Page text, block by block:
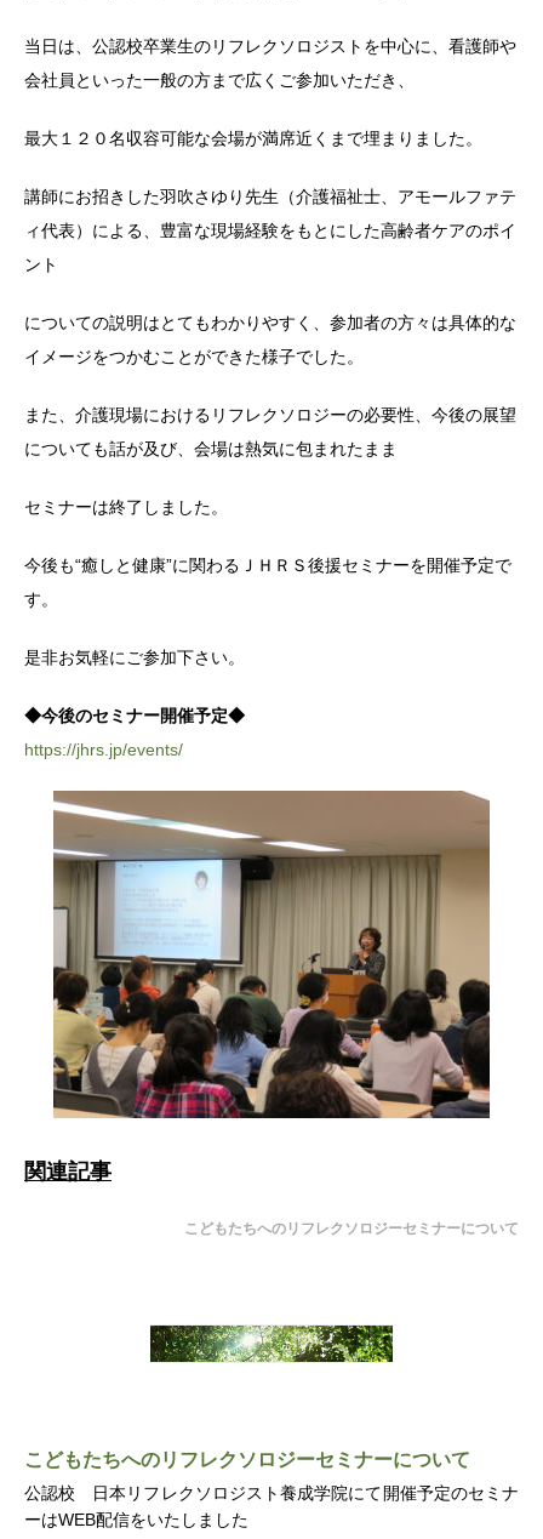
当日は、公認校卒業生のリフレクソロジストを中心に、看護師や
会社員といった一般の方まで広くご参加いただき、
最大１２０名収容可能な会場が満席近くまで埋まりました。
講師にお招きした羽吹さゆり先生（介護福祉士、アモールファテ
ィ代表）による、豊富な現場経験をもとにした高齢者ケアのポイ
ント
についての説明はとてもわかりやすく、参加者の方々は具体的な
イメージをつかむことができた様子でした。
また、介護現場におけるリフレクソロジーの必要性、今後の展望
についても話が及び、会場は熱気に包まれたまま
セミナーは終了しました。
今後も“癒しと健康”に関わるＪＨＲＳ後援セミナーを開催予定で
す。
是非お気軽にご参加下さい。
◆今後のセミナー開催予定◆
https://jhrs.jp/events/
関連記事
こどもたちへのリフレクソロジーセミナーについて
こどもたちへのリフレクソロジーセミナーについて
公認校 日本リフレクソロジスト養成学院にて開催予定のセミナ
ーはWEB配信をいたしました